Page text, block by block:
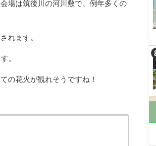
場は筑後川の河川敷で、例年多くの
れます。
。
の花火が観れそうですね！